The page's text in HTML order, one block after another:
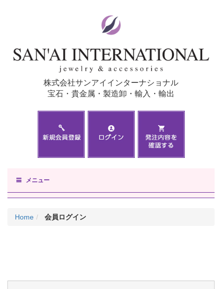
株式会社サンアイインターナショナル
宝石・貴金属・製造卸・輸入・輸出
メニュー
Home 会員ログイン